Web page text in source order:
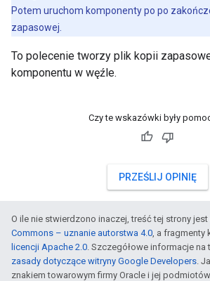
Potem uruchom komponenty po po
zapasowej.
To polecenie tworzy plik kopii
komponentu w węźle.
Czy te wskazówki były
PRZEŚLIJ OPINIĘ
O ile nie stwierdzono inaczej, treść tej strony jest
Commons – uznanie autorstwa 4.0, a fragmenty
licencji Apache 2.0. Szczegółowe informacje na
zasady dotyczące witryny Google Developers.
znakiem towarowym firmy Oracle i jej